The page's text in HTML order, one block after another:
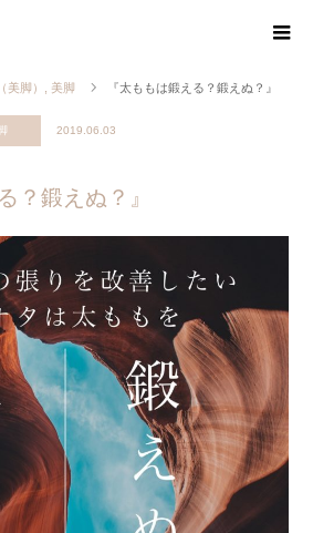
美脚） 美脚 『太ももは鍛える？鍛えぬ？』
2019.06.03
？鍛えぬ？』